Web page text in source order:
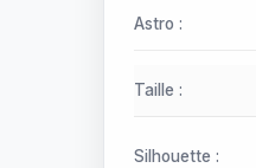
Astro :
Taille :
Silhouette :